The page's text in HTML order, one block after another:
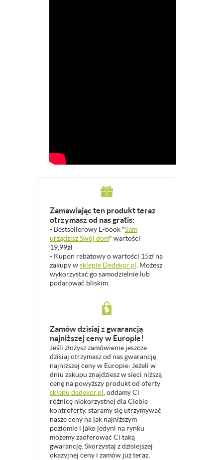
Zamawiając ten produkt teraz
otrzymasz od nas gratis:
- Bestsellerowy E-book "Sam
urządzisz Swój dom" wartości
19,99zł
- Kupon rabatowy o wartości 15zł na
zakupy wsklepie Dedekor.pl. Możesz
wykorzystać go samodzielnie lub
podarować bliskim.
Zamów dzisiaj z gwarancją
najniższej ceny w Europie!
Jeśli złożysz zamówienie jeszcze
dzisiaj otrzymasz od nas gwarancję
najniższej ceny w Europie: Jeżeli w
dniu zakupu znajdziesz w sieci niższą
cenę na powyższy produkt od oferty
sklepu dedekor.pl, oddamy Ci
różnicę niekorzystnej dla Ciebie
kontroferty. staramy się utrzymywać
nasze ceny na jak najniższym
poziomie i jako jedyni na rynku
możemy zaoferować Ci taką
gwarancję. Skorzystaj z dzisiejszej
okazyjnej ceny i zamów już teraz.